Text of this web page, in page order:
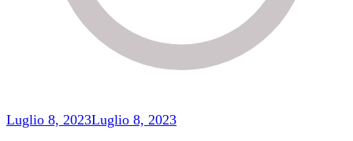
Luglio 8, 2023Luglio 8, 2023